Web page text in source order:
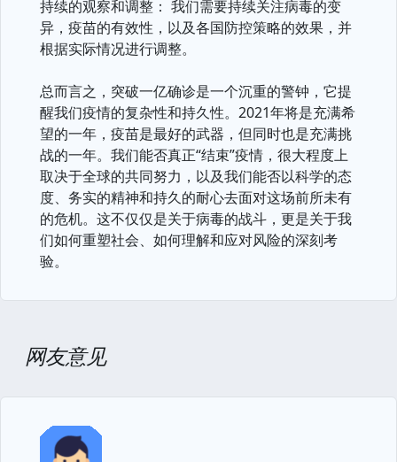
持续的观察和调整： 我们需要持续关注病毒的变
异，疫苗的有效性，以及各国防控策略的效果，并
根据实际情况进行调整。
总而言之，突破一亿确诊是一个沉重的警钟，它提
醒我们疫情的复杂性和持久性。2021年将是充满希
望的一年，疫苗是最好的武器，但同时也是充满挑
战的一年。我们能否真正“结束”疫情，很大程度上
取决于全球的共同努力，以及我们能否以科学的态
度、务实的精神和持久的耐心去面对这场前所未有
的危机。这不仅仅是关于病毒的战斗，更是关于我
们如何重塑社会、如何理解和应对风险的深刻考
验。
网友意见